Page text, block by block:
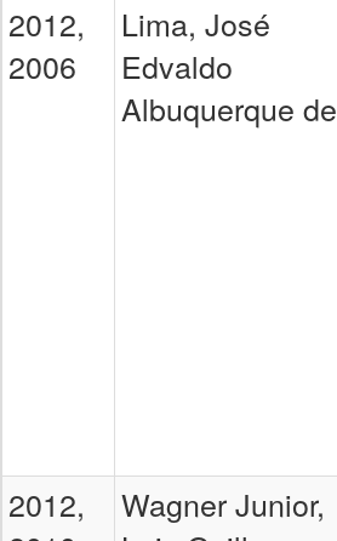
2012,
2006
Lima, José
Edvaldo
Albuquerque de
2012,
Wagner Junior,